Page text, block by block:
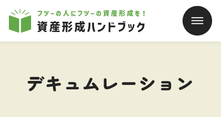
本文へ移動
デキュムレーション